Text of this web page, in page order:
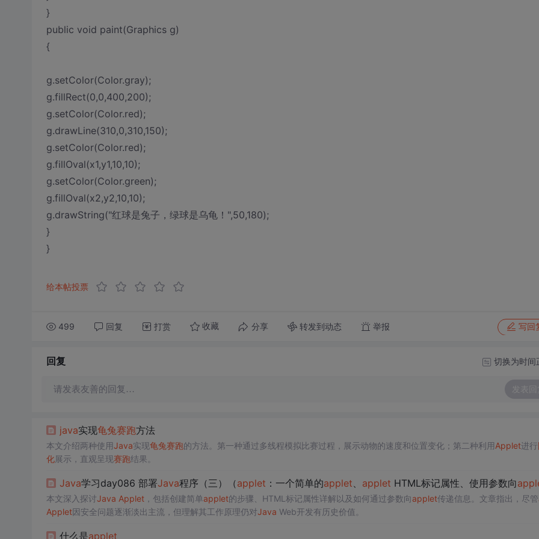
}
public void paint(Graphics g)
{
g.setColor(Color.gray);
g.fillRect(0,0,400,200);
g.setColor(Color.red);
g.drawLine(310,0,310,150);
g.setColor(Color.red);
g.fillOval(x1,y1,10,10);
g.setColor(Color.green);
g.fillOval(x2,y2,10,10);
g.drawString("红球是兔子，绿球是乌龟！",50,180);
}
}
给本帖投票
499 回复 打赏 收藏 分享 转发到动态 举报 写回
回复 切换为时间
请发表友善的回复… 发表回
java实现龟兔赛跑方法
本文介绍两种使用Java实现龟兔赛跑的方法。第一种通过多线程模拟比赛过程，展示动物的速度和位置变化；第二种利用Applet进行
化展示，直观呈现赛跑结果。
Java学习day086 部署Java程序（三）（applet ：一个简单的applet、 applet HTML标记属性、使用参数向
本文深入探讨Java Applet，包括创建简单applet的步骤、HTML标记属性详解以及如何通过参数向applet传递信息。文章指出，尽管
Applet因安全问题逐渐淡出主流，但理解其工作原理仍对Java Web开发有历史价值。
什么是applet